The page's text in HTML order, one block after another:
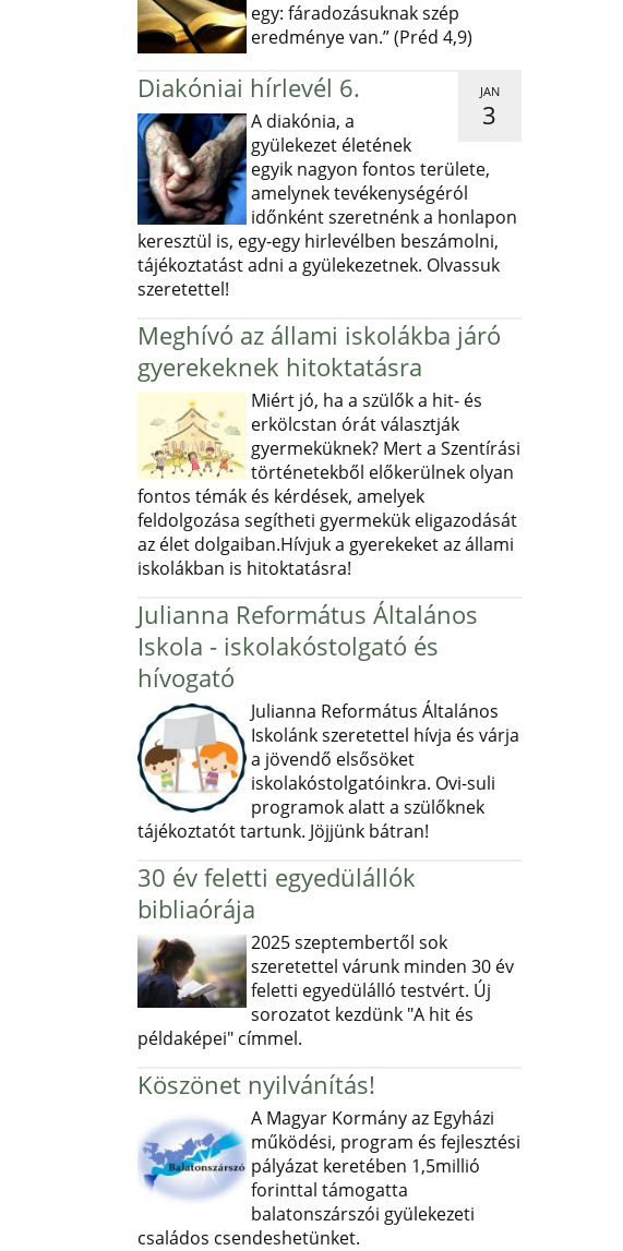
egy: fáradozásuknak szép
eredménye van.” (Préd 4,9)
JAN
3
Diakóniai hírlevél 6.
A diakónia, a
gyülekezet életének
egyik nagyon fontos területe,
amelynek tevékenységéról
időnként szeretnénk a honlapon
keresztül is, egy-egy hirlevélben beszámolni,
tájékoztatást adni a gyülekezetnek. Olvassuk
szeretettel!
Meghívó az állami iskolákba járó
gyerekeknek hitoktatásra
Miért jó, ha a szülők a hit- és
erkölcstan órát választják
gyermeküknek? Mert a Szentírási
történetekből előkerülnek olyan
fontos témák és kérdések, amelyek
feldolgozása segítheti gyermekük eligazodását
az élet dolgaiban.Hívjuk a gyerekeket az állami
iskolákban is hitoktatásra!
Julianna Református Általános
Iskola - iskolakóstolgató és
hívogató
Julianna Református Általános
Iskolánk szeretettel hívja és várja
a jövendő elsősöket
iskolakóstolgatóinkra. Ovi-suli
programok alatt a szülőknek
tájékoztatót tartunk. Jöjjünk bátran!
30 év feletti egyedülállók
bibliaórája
2025 szeptembertől sok
szeretettel várunk minden 30 év
feletti egyedülálló testvért. Új
sorozatot kezdünk "A hit és
példaképei" címmel.
Köszönet nyilvánítás!
A Magyar Kormány az Egyházi
működési, program és fejlesztési
pályázat keretében 1,5millió
forinttal támogatta
balatonszárszói gyülekezeti
családos csendeshetünket.